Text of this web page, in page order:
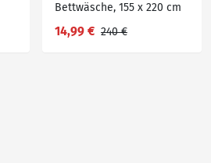
Bettwäsche, 155 x 220 cm
14,99 € 240 €